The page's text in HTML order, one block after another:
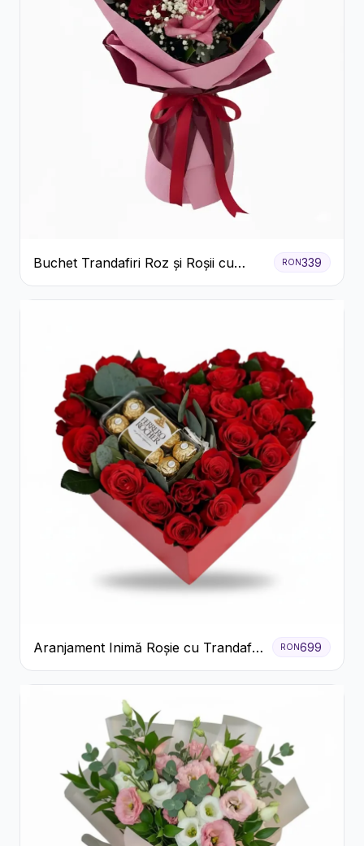
Buchet Trandafiri Roz și Roșii cu
Eucalipt și Gypsophila
RON339
Aranjament Inimă Roșie cu Trandafiri
și Ferrero Rocher Premium
RON699